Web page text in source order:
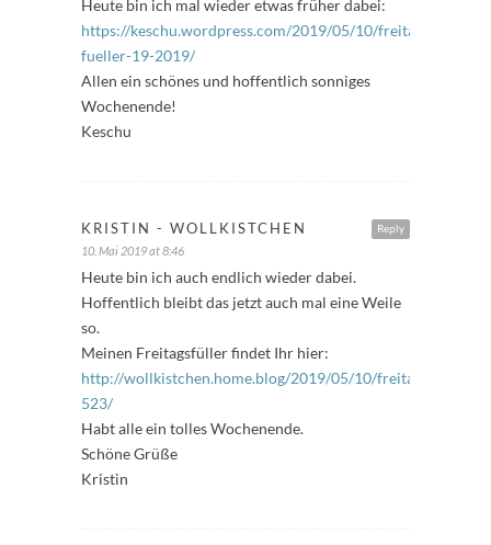
Heute bin ich mal wieder etwas früher dabei:
https://keschu.wordpress.com/2019/05/10/freitags-
fueller-19-2019/
Allen ein schönes und hoffentlich sonniges
Wochenende!
Keschu
Reply
KRISTIN - WOLLKISTCHEN
10. Mai 2019 at 8:46
Heute bin ich auch endlich wieder dabei.
Hoffentlich bleibt das jetzt auch mal eine Weile
so.
Meinen Freitagsfüller findet Ihr hier:
http://wollkistchen.home.blog/2019/05/10/freitagsfueller-
523/
Habt alle ein tolles Wochenende.
Schöne Grüße
Kristin